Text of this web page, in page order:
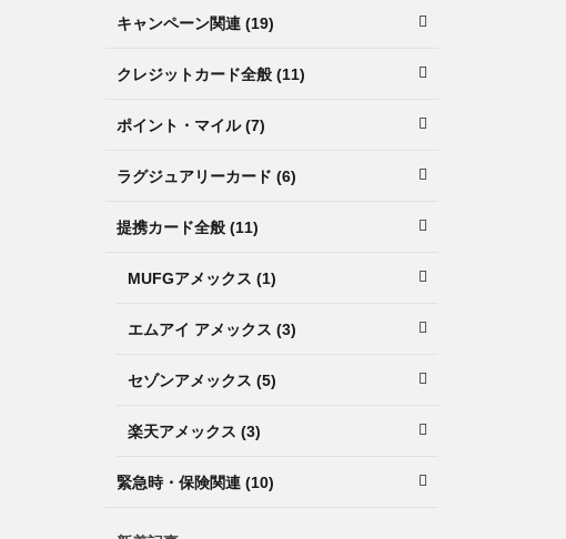
キャンペーン関連 (19)
クレジットカード全般 (11)
ポイント・マイル (7)
ラグジュアリーカード (6)
提携カード全般 (11)
MUFGアメックス (1)
エムアイ アメックス (3)
セゾンアメックス (5)
楽天アメックス (3)
緊急時・保険関連 (10)